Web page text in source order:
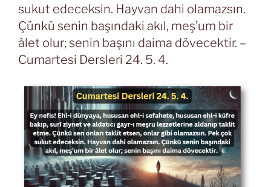
sukut edeceksin. Hayvan dahi olamazsın.
Çünkü senin başındaki akıl, meş’um bir
âlet olur; senin başını daima dövecektir. –
Cumartesi Dersleri 24. 5. 4.